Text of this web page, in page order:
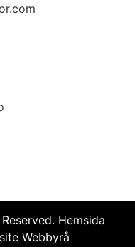
Hemsida
Webbyrå